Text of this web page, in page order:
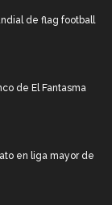
de flag football
de El Fantasma
en liga mayor de